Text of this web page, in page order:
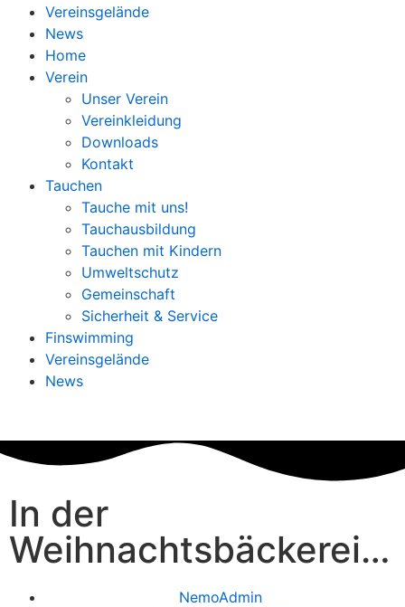
Vereinsgelände
News
Home
Verein
Unser Verein
Vereinkleidung
Downloads
Kontakt
Tauchen
Tauche mit uns!
Tauchausbildung
Tauchen mit Kindern
Umweltschutz
Gemeinschaft
Sicherheit & Service
Finswimming
Vereinsgelände
News
In der
Weihnachtsbäckerei…
NemoAdmin